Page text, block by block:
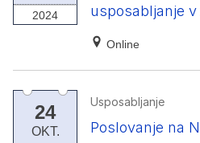
2024
usposabljanje v
Online
24
OKT.
Usposabljanje
Poslovanje na